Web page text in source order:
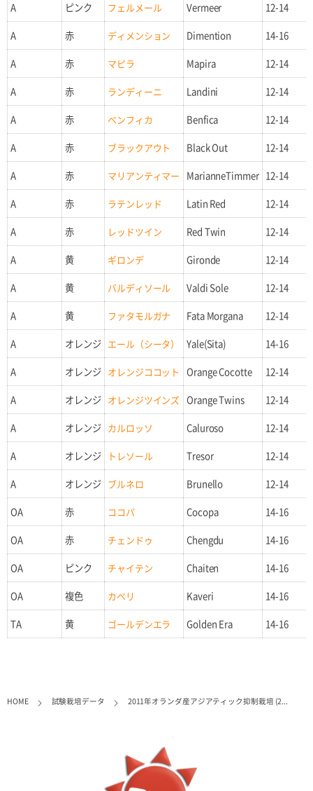
A ピンク フェルメール Vermeer 12-14
A 赤 ディメンション Dimention 14-16
A 赤 マピラ Mapira 12-14
A 赤 ランディーニ Landini 12-14
A 赤 ベンフィカ Benfica 12-14
A 赤 ブラックアウト Black Out 12-14
A 赤 マリアンティマー MarianneTimmer 12-14
A 赤 ラテンレッド Latin Red 12-14
A 赤 レッドツイン Red Twin 12-14
A 黄 ギロンデ Gironde 12-14
A 黄 バルディソール Valdi Sole 12-14
A 黄 ファタモルガナ Fata Morgana 12-14
A オレンジ エール（シータ） Yale(Sita) 14-16
A オレンジ オレンジココット Orange Cocotte 12-14
A オレンジ オレンジツインズ Orange Twins 12-14
A オレンジ カルロッソ Caluroso 12-14
A オレンジ トレソール Tresor 12-14
A オレンジ ブルネロ Brunello 12-14
OA 赤 ココパ Cocopa 14-16
OA 赤 チェンドゥ Chengdu 14-16
OA ピンク チャイテン Chaiten 14-16
OA 複色 カベリ Kaveri 14-16
TA 黄 ゴールデンエラ Golden Era 14-16
HOME 試験栽培データ 2011年オランダ産アジアティック抑制栽培 (2...